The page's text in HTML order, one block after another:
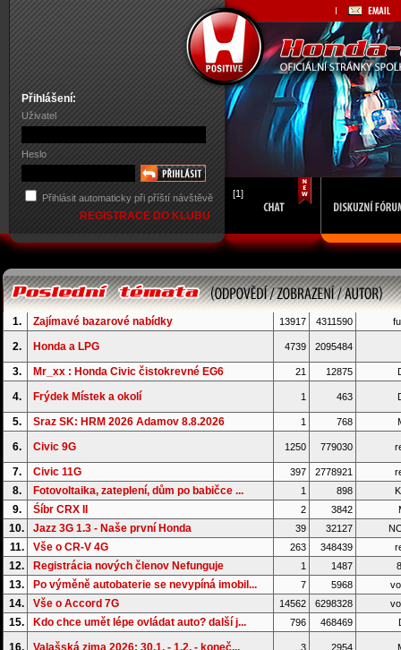
Přihlášení:
Uživatel
Heslo
Přihlásit automaticky při příští návštěvě
REGISTRACE DO KLUBU
[1]
1. Zajímavé bazarové nabídky 13917 4311590
2. Honda a LPG 4739 2095484
3. Mr_xx : Honda Civic čistokrevné EG6 21 12875
4. Frýdek Místek a okolí 1 463
5. Sraz SK: HRM 2026 Adamov 8.8.2026 1 768
6. Civic 9G 1250 779030
7. Civic 11G 397 2778921
8. Fotovoltaika, zateplení, dům po babičce ... 1 898
9. Śíbr CRX II 2 3842
10. Jazz 3G 1.3 - Naše první Honda 39 32127
11. Vše o CR-V 4G 263 348439
12. Registrácia nových členov Nefunguje 1 1487
13. Po výměně autobaterie se nevypíná imobil... 7 5968
14. Vše o Accord 7G 14562 6298328
15. Kdo chce umět lépe ovládat auto? další j... 796 468469
16. Valašská zima 2026: 30.1. - 1.2. - koneč... 3 2954